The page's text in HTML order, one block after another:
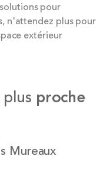
pour
n'attendez plus pour
extérieur
proche
Mureaux